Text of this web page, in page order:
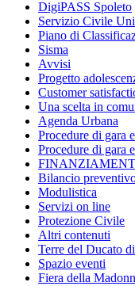
DigiPASS Spoleto
Servizio Civile
Piano di
Sisma
Avvisi
Progetto
Customer
Una scelta in
Agenda Urbana
Procedure di gara
Procedure di gara
Bilancio
Modulistica
Servizi on line
Protezione Civile
Altri contenuti
Terre del Ducato
Spazio eventi
Fiera della